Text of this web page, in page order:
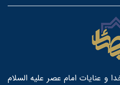
و عنایات امام عصر علیه السلام